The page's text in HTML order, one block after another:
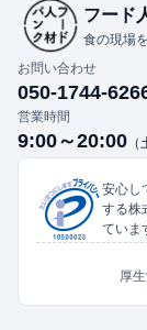
フード
食の現場
お問い合わせ
050-1744-
営業時間
9:00～20:00
安心し
する株
ていま
厚